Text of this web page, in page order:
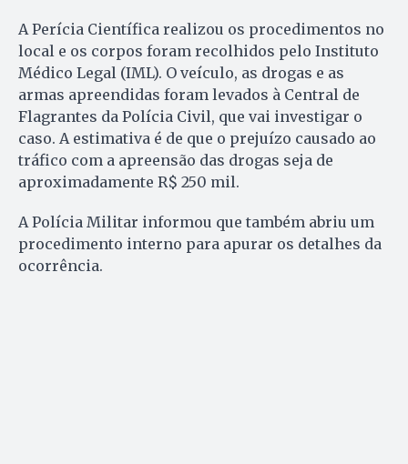
A Perícia Científica realizou os procedimentos no
local e os corpos foram recolhidos pelo Instituto
Médico Legal (IML). O veículo, as drogas e as
armas apreendidas foram levados à Central de
Flagrantes da Polícia Civil, que vai investigar o
caso. A estimativa é de que o prejuízo causado ao
tráfico com a apreensão das drogas seja de
aproximadamente R$ 250 mil.
A Polícia Militar informou que também abriu um
procedimento interno para apurar os detalhes da
ocorrência.